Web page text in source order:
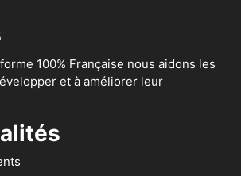
100% Française nous aidons les
et à améliorer leur